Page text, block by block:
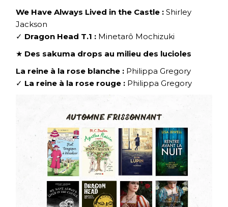
We Have Always Lived in the Castle :Shirley
Jackson
✓ Dragon Head T.1 : Minetarô Mochizuki
★ Des sakuma drops au milieu des lucioles
La reine à la rose blanche : Philippa Gregory
✓ La reine à la rose rouge : Philippa Gregory